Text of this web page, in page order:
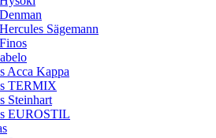
Sägemann
Acca Kappa
TERMIX
Steinhart
EUROSTIL